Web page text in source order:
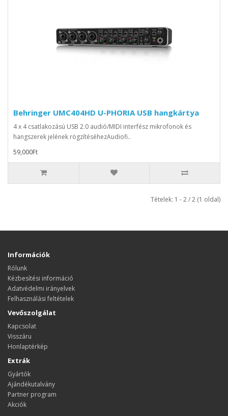
Behringer UMC404HD U-PHORIA USB hangkártya
4 x 4 csatlakozású USB 2.0 audió/MIDI interfész mikrofonok és
hangszerek jelének rögzítéséhezAudiofi..
59,000Ft
Tételek: 1 - 2 / 2 (1 oldal)
Információk
Rólunk
Kézbesítési információ
Adatvédelmi irányelvek
Felhasználási feltételek
Vevőszolgálat
Kapcsolat
Visszáru
Honlaptérkép
Extrák
Gyártók
Ajándékutalvány
Partner program
Akciók